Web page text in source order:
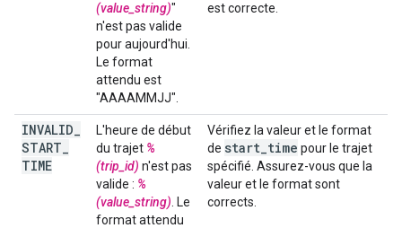
(value_string)"
n'est pas valide
pour aujourd'hui.
Le format
attendu est
"AAAAMMJJ".
est correcte.
INVALID
START
TIME
L'heure de début
du trajet %
(trip_id) n'est pas
valide : %
(value_string) . Le
format attendu
Vérifiez la valeur et le format
de start time pour le trajet
spécifié. Assurez-vous que la
valeur et le format sont
corrects.